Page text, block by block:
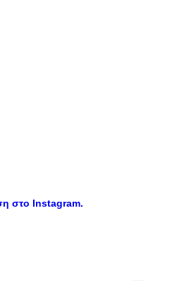
στο Instagram.